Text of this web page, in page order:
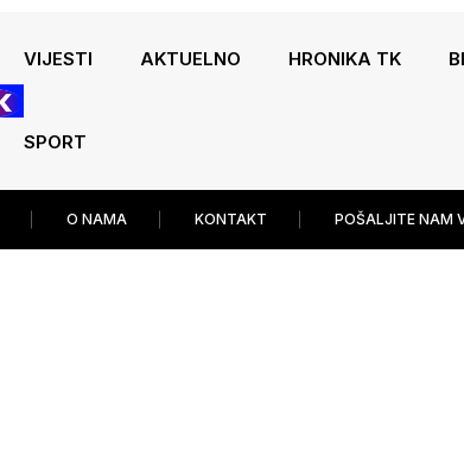
VIJESTI AKTUELNO HRONIKA TK
SPORT
O NAMA KONTAKT POŠALJITE NAM